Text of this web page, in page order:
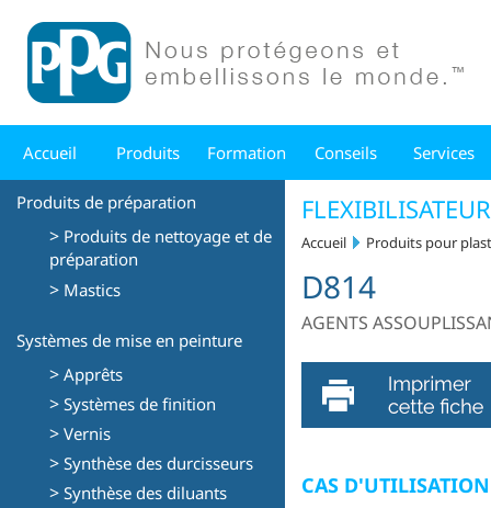
Accueil Produits Formation Conseils Services
Produits de préparation
> Produits de nettoyage et de
préparation
> Mastics
Systèmes de mise en peinture
> Apprêts
> Systèmes de finition
> Vernis
> Synthèse des durcisseurs
> Synthèse des diluants
Accueil Produits pour
D814
AGENTS
CAS